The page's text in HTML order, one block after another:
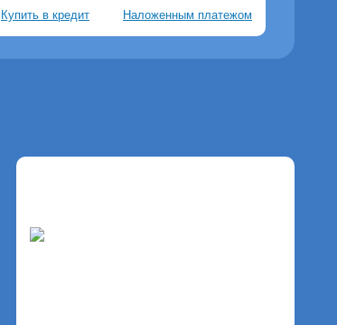
Купить в кредит Наложенным платежом